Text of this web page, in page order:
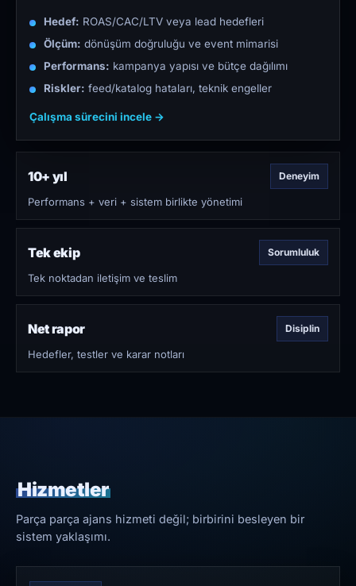
Hedef: ROAS/CAC/LTV veya lead hedefleri
Ölçüm: dönüşüm doğruluğu ve event mimarisi
Performans: kampanya yapısı ve bütçe dağılımı
Riskler: feed/katalog hataları, teknik engeller
Çalışma sürecini incele →
10+ yıl Deneyim
Performans + veri + sistem birlikte yönetimi
Tek ekip Sorumluluk
Tek noktadan iletişim ve teslim
Net rapor Disiplin
Hedefler, testler ve karar notları
Hizmetler
Parça parça ajans hizmeti değil; birbirini besleyen bir
sistem yaklaşımı.